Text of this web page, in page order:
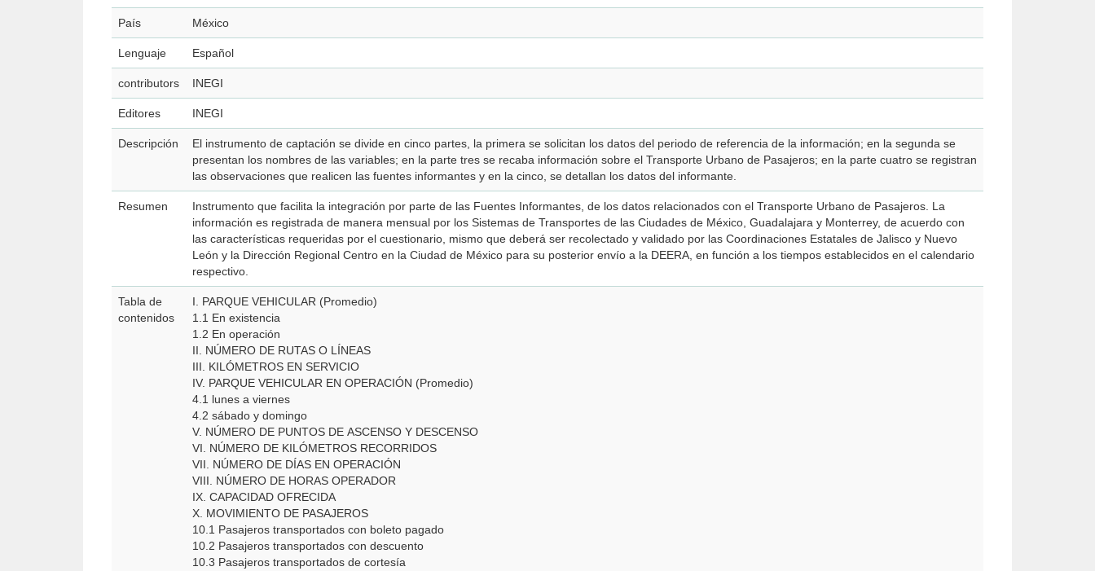
País México
Lenguaje Español
contributors INEGI
Editores INEGI
Descripción
El instrumento de captación se divide en cinco partes, la primera se solicitan los datos del periodo de referencia de la información; en la segunda se
presentan los nombres de las variables; en la parte tres se recaba información sobre el Transporte Urbano de Pasajeros; en la parte cuatro se registran
las observaciones que realicen las fuentes informantes y en la cinco, se detallan los datos del informante.
Resumen
Instrumento que facilita la integración por parte de las Fuentes Informantes, de los datos relacionados con el Transporte Urbano de Pasajeros. La
información es registrada de manera mensual por los Sistemas de Transportes de las Ciudades de México, Guadalajara y Monterrey, de acuerdo con
las características requeridas por el cuestionario, mismo que deberá ser recolectado y validado por las Coordinaciones Estatales de Jalisco y Nuevo
León y la Dirección Regional Centro en la Ciudad de México para su posterior envío a la DEERA, en función a los tiempos establecidos en el calendario
respectivo.
Tabla de
contenidos
I. PARQUE VEHICULAR (Promedio)
1.1 En existencia
1.2 En operación
II. NÚMERO DE RUTAS O LÍNEAS
III. KILÓMETROS EN SERVICIO
IV. PARQUE VEHICULAR EN OPERACIÓN (Promedio)
4.1 lunes a viernes
4.2 sábado y domingo
V. NÚMERO DE PUNTOS DE ASCENSO Y DESCENSO
VI. NÚMERO DE KILÓMETROS RECORRIDOS
VII. NÚMERO DE DÍAS EN OPERACIÓN
VIII. NÚMERO DE HORAS OPERADOR
IX. CAPACIDAD OFRECIDA
X. MOVIMIENTO DE PASAJEROS
10.1 Pasajeros transportados con boleto pagado
10.2 Pasajeros transportados con descuento
10.3 Pasajeros transportados de cortesía